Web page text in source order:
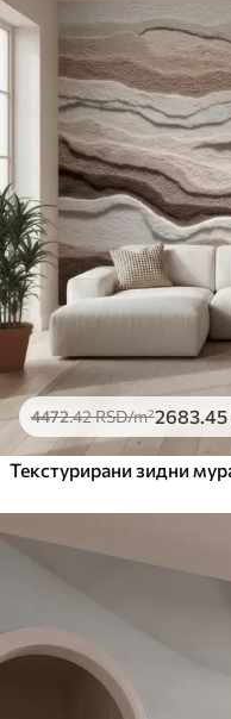
4472.42RSD/m²2683.45